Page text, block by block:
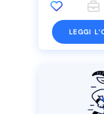
LEGGI